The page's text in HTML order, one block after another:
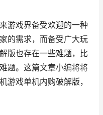
游戏界备受欢迎的一种
的需求，而备受广大玩
版也存在一些难题，比
题。这篇文章小编将将
游戏单机内购破解版，